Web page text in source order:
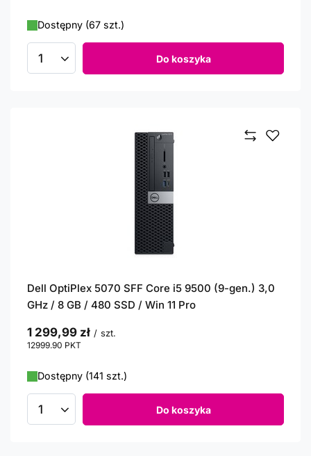
Dostępny (67 szt.)
Ilość produktów Do koszyka
Dell OptiPlex 5070 SFF Core i5 9500 (9-gen.) 3,0
GHz / 8 GB / 480 SSD / Win 11 Pro
1 299,99 zł / szt.
12999.90 PKT
Dostępny (141 szt.)
Ilość produktów Do koszyka